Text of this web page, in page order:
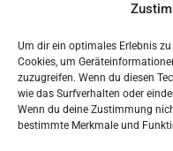
Um dir ein optimales Erlebnis
Cookies, um
zuzugreifen. Wenn du diesen
wie das Surfverhalten oder
Wenn du deine Zustimmung
bestimmte Merkmale und